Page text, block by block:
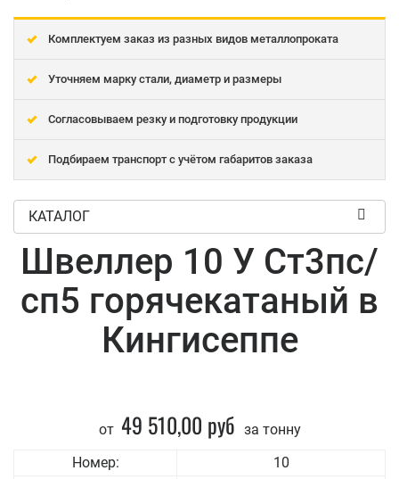
Комплектуем заказ из разных видов металлопроката
Уточняем марку стали, диаметр и размеры
Согласовываем резку и подготовку продукции
Подбираем транспорт с учётом габаритов заказа
КАТАЛОГ
Швеллер 10 У Ст3пс/
сп5 горячекатаный в
Кингисеппе
от 49 510,00 руб за тонну
Номер:
10